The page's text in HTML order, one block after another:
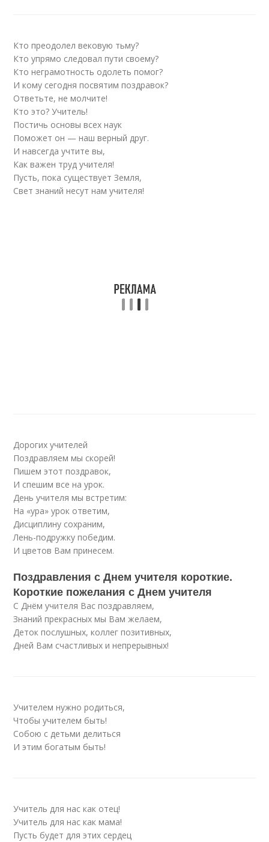
Кто преодолел вековую тьму?
Кто упрямо следовал пути своему?
Кто неграмотность одолеть помог?
И кому сегодня посвятим поздравок?
Ответьте, не молчите!
Кто это? Учитель!
Постичь основы всех наук
Поможет он — наш верный друг.
И навсегда учтите вы,
Как важен труд учителя!
Пусть, пока существует Земля,
Свет знаний несут нам учителя!
Дорогих учителей
Поздравляем мы скорей!
Пишем этот поздравок,
И спешим все на урок.
День учителя мы встретим:
На «ура» урок ответим,
Дисциплину сохраним,
Лень-подружку победим.
И цветов Вам принесем.
Поздравления с Днем учителя короткие.
Короткие пожелания с Днем учителя
С Днём учителя Вас поздравляем,
Знаний прекрасных мы Вам желаем,
Деток послушных, коллег позитивных,
Дней Вам счастливых и непрерывных!
Учителем нужно родиться,
Чтобы учителем быть!
Собою с детьми делиться
И этим богатым быть!
Учитель для нас как отец!
Учитель для нас как мама!
Пусть будет для этих сердец